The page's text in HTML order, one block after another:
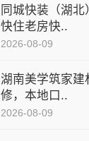
同城快装（湖北
快住老房快..
2026-08-09
湖南美学筑家建
修，本地口..
2026-08-09